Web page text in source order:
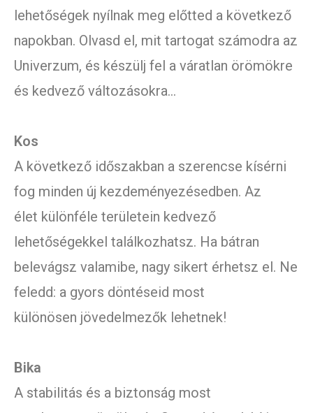
lehetőségek nyílnak meg előtted a következő
napokban. Olvasd el, mit tartogat számodra az
Univerzum, és készülj fel a váratlan örömökre
és kedvező változásokra…
Kos
A következő időszakban a szerencse kísérni
fog minden új kezdeményezésedben. Az
élet különféle területein kedvező
lehetőségekkel találkozhatsz. Ha bátran
belevágsz valamibe, nagy sikert érhetsz el. Ne
feledd: a gyors döntéseid most
különösen jövedelmezők lehetnek!
Bika
A stabilitás és a biztonság most